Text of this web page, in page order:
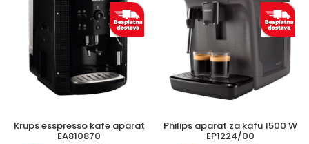
Krups esspresso kafe aparat
EA810870
Philips aparat za kafu 1500 W
EP1224/00